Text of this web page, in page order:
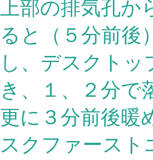
上部の排気孔
ると（５分前後
し、デスクト
き、１、２分で
更に３分前後暖
スクファースト